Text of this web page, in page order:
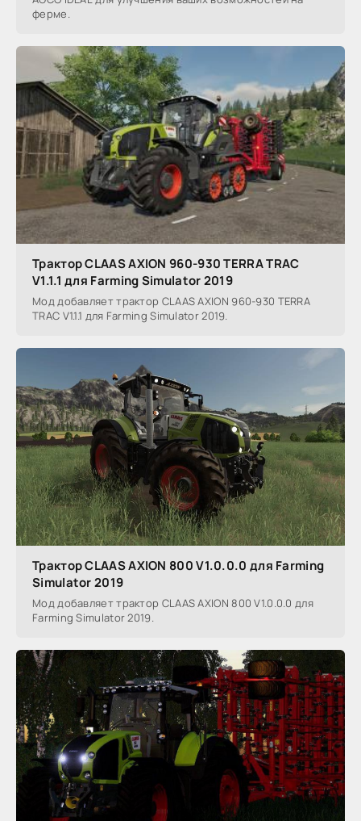
ферме.
Трактор CLAAS AXION 960-930 TERRA TRAC
V1.1.1 для Farming Simulator 2019
Мод добавляет трактор CLAAS AXION 960-930 TERRA
TRAC V1.1.1 для Farming Simulator 2019.
Трактор CLAAS AXION 800 V1.0.0.0 для Farming
Simulator 2019
Мод добавляет трактор CLAAS AXION 800 V1.0.0.0 для
Farming Simulator 2019.